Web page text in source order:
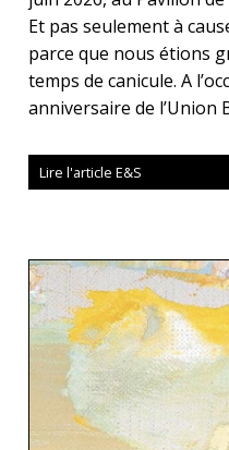
Et pas seulement à
parce que nous étions
temps de canicule. A
anniversaire de l’Union
Lire l'article E&S